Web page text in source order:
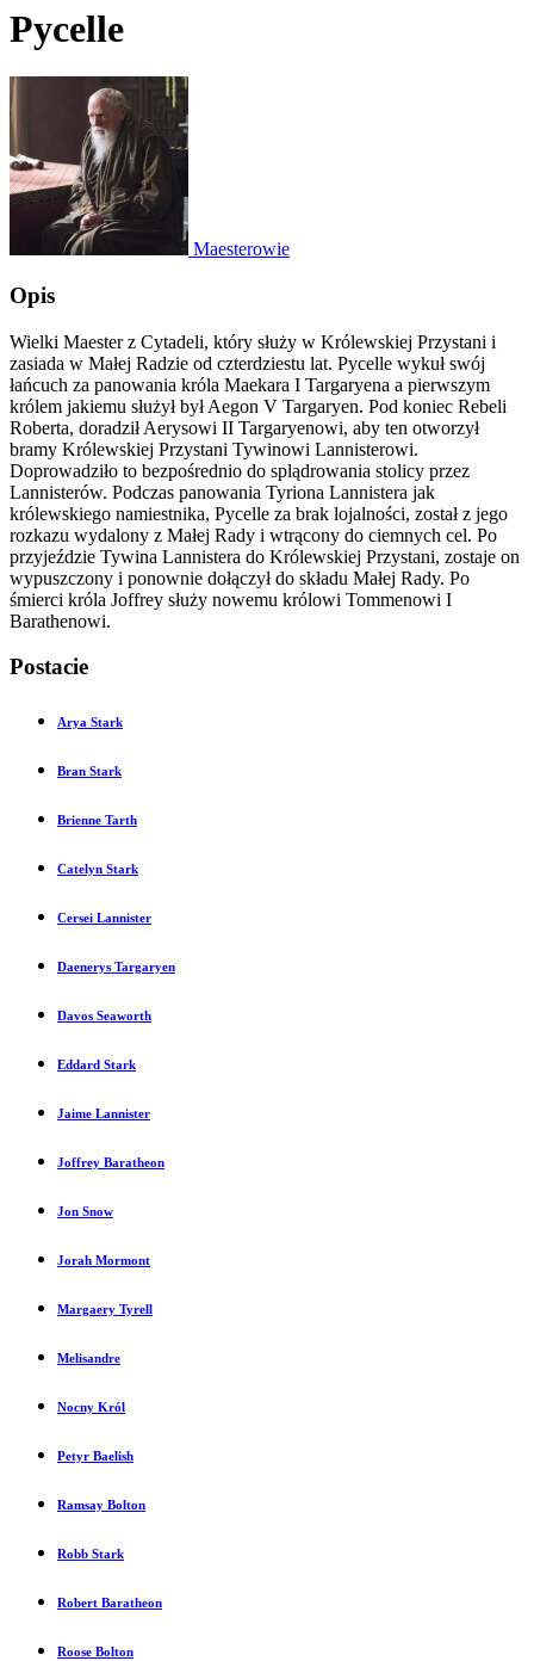
Pycelle
Maesterowie
Opis
Wielki Maester z Cytadeli, który służy w Królewskiej Przystani i
zasiada w Małej Radzie od czterdziestu lat. Pycelle wykuł swój
łańcuch za panowania króla Maekara I Targaryena a pierwszym
królem jakiemu służył był Aegon V Targaryen. Pod koniec Rebeli
Roberta, doradził Aerysowi II Targaryenowi, aby ten otworzył
bramy Królewskiej Przystani Tywinowi Lannisterowi.
Doprowadziło to bezpośrednio do splądrowania stolicy przez
Lannisterów. Podczas panowania Tyriona Lannistera jak
królewskiego namiestnika, Pycelle za brak lojalności, został z jego
rozkazu wydalony z Małej Rady i wtrącony do ciemnych cel. Po
przyjeździe Tywina Lannistera do Królewskiej Przystani, zostaje on
wypuszczony i ponownie dołączył do składu Małej Rady. Po
śmierci króla Joffrey służy nowemu królowi Tommenowi I
Barathenowi.
Postacie
Arya Stark
Bran Stark
Brienne Tarth
Catelyn Stark
Cersei Lannister
Daenerys Targaryen
Davos Seaworth
Eddard Stark
Jaime Lannister
Joffrey Baratheon
Jon Snow
Jorah Mormont
Margaery Tyrell
Melisandre
Nocny Król
Petyr Baelish
Ramsay Bolton
Robb Stark
Robert Baratheon
Roose Bolton